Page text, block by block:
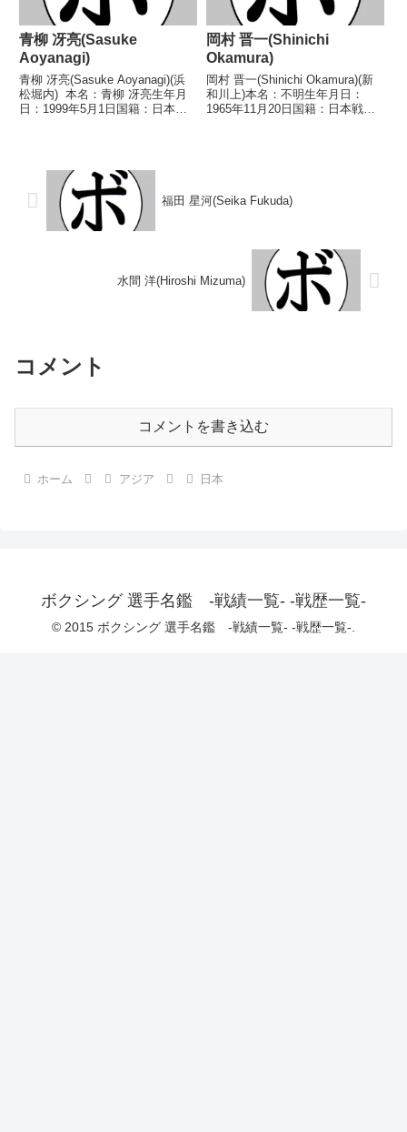
青柳 冴亮(Sasuke
Aoyanagi)
青柳 冴亮(Sasuke Aoyanagi)(浜
松堀内) 本名：青柳 冴亮生年月
日：1999年5月1日国籍：日本戦
2018/08/05 ●4R判定...
岡村 晋一(Shinichi
Okamura)
岡村 晋一(Shinichi Okamura)(新
和川上)本名：不明生年月日：
1965年11月20日国籍：日本戦
福田 星河(Seika Fukuda)
水間 洋(Hiroshi Mizuma)
コメント
コメントを書き込む
ホーム アジア 日本
ボクシング 選手名鑑 -戦績一覧- -戦歴一覧-
© 2015 ボクシング 選手名鑑 -戦績一覧- -戦歴一覧-.